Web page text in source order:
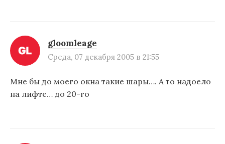
gloomleage
Среда, 07 декабря 2005 в 21:55
Мне бы до моего окна такие шары…. А то надоело
на лифте… до 20-го